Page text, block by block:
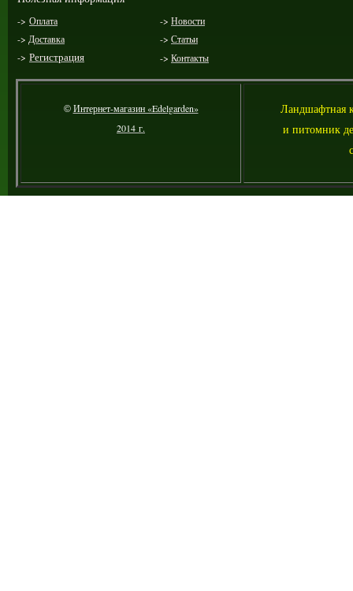
-> Оплата -> Новости
-> Доставка -> Статьи
-> Регистрация -> Контакты
© Интернет-магазин «Edelgarden»
2014 г.
Ландшафтная
и питомник